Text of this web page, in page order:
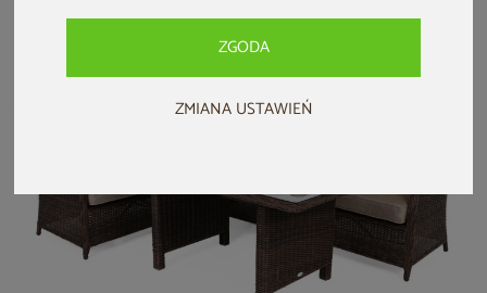
ZGODA
ZMIANA USTAWIEŃ